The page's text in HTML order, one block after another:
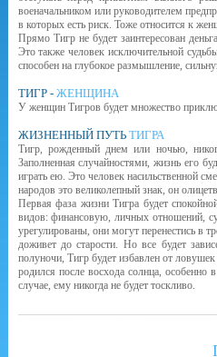
военачальником или руководителем
в которых есть риск. Тоже относится к
Прямо Тигр не будет заинтересован
Это также человек исключительной
способен на глубокое размышление,
ТИГР - ЖЕНЩИНА
У женщин Тигров будет множество
ЖИЗНЕННЫЙ ПУТЬ ТИГРА
Тигр, рожденный днем или ночью,
Заполненная случайностями, жизнь его
играть ею. Это человек насильственной
народов это великолепный знак, он
Первая фаза жизни Тигра будет
видов: финансовую, личных отношений,
урегулированы, они могут перенестись в
доживет до старости. Но все будет
полуночи, Тигр будет избавлен от
родился после восхода солнца,
случае, ему никогда не будет тоскливо.